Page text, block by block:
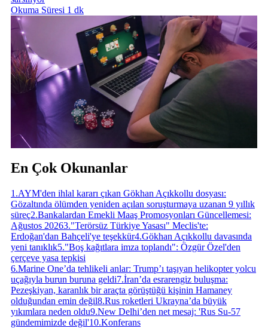
Okuma Süresi 1 dk
En Çok Okunanlar
1 .AYM'den ihlal kararı çıkan Gökhan Açıkkollu dosyası:
Gözaltında ölümden yeniden açılan soruşturmaya uzanan 9 yıllık
süreç2.Bankalardan Emekli Maaş Promosyonları Güncellemesi:
Ağustos 20263."Terörsüz Türkiye Yasası" Meclis'te:
Erdoğan'dan Bahçeli'ye teşekkür4.Gökhan Açıkkollu davasında
yeni tanıklık5."Boş kağıtlara imza toplandı": Özgür Özel'den
çerçeve yasa tepkisi
6.Marine One’da tehlikeli anlar: Trump’ı taşıyan helikopter yolcu
uçağıyla burun buruna geldi7.İran’da esrarengiz buluşma:
Pezeşkiyan, karanlık bir araçta görüştüğü kişinin Hamaney
olduğundan emin değil8.Rus roketleri Ukrayna’da büyük
yıkımlara neden oldu9.New Delhi’den net mesaj: 'Rus Su-57
gündemimizde değil'10.Konferans